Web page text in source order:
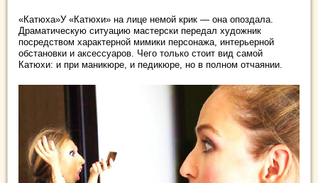
«Катюха»У «Катюхи» на лице немой крик — она опоздала.
Драматическую ситуацию мастерски передал художник
посредством характерной мимики персонажа, интерьерной
обстановки и аксессуаров. Чего только стоит вид самой
Катюхи: и при маникюре, и педикюре, но в полном отчаянии.